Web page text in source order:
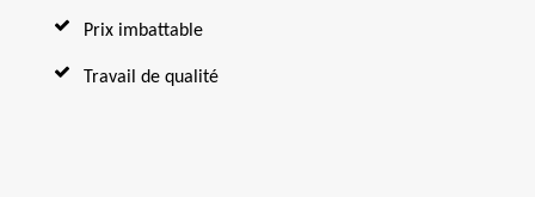
Prix imbattable
Travail de qualité